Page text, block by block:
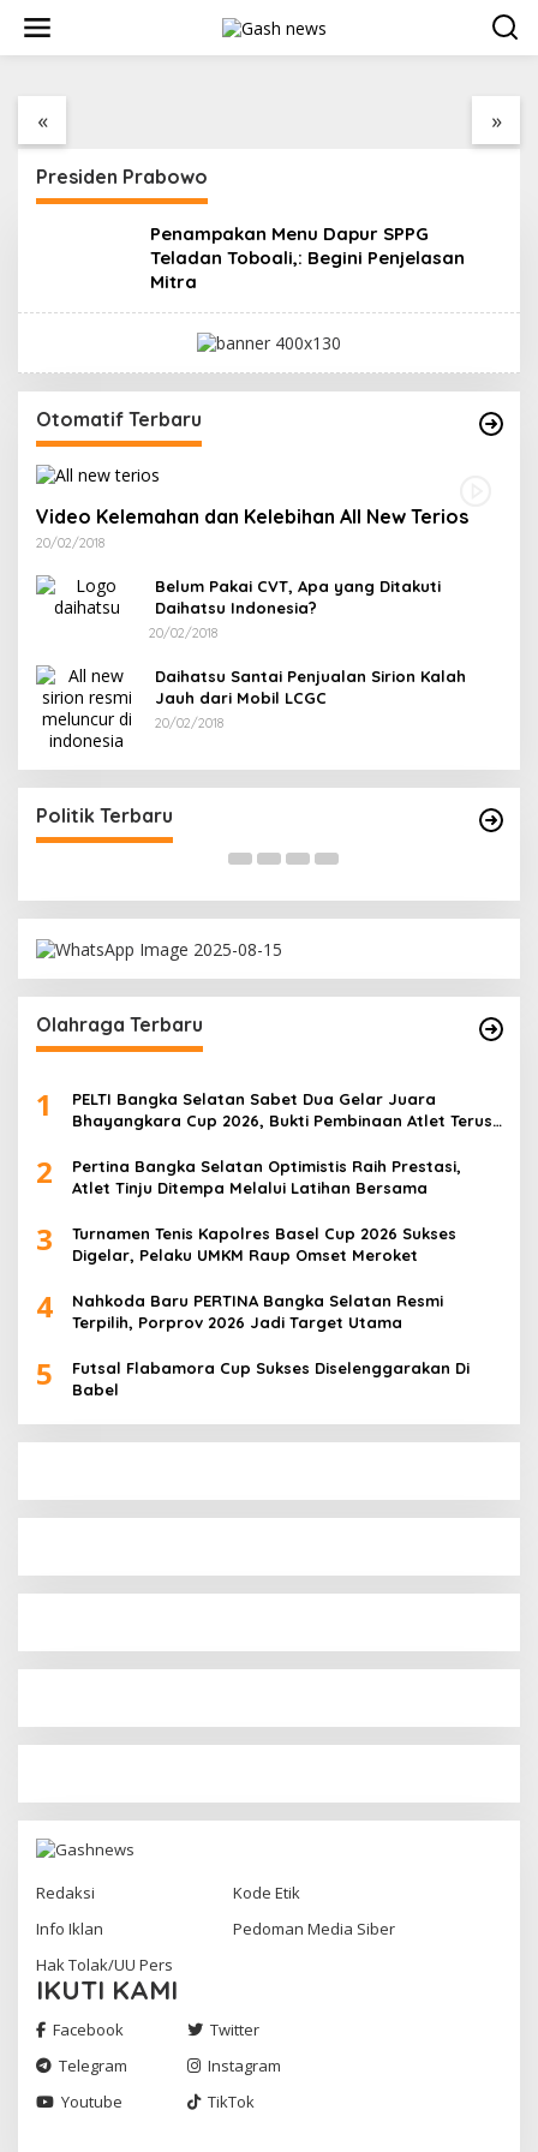
konten
« »
Penambang
XII DPR
Patijaya
Perpres
Diterbitkan
Berdiri Sejak 1828
Meriah
Kantor
Murka,
Jangan
Presiden Prabowo
Penampakan Menu Dapur SPPG
Teladan Toboali,: Begini Penjelasan
Mitra
Otomatif Terbaru
Video Kelemahan dan Kelebihan All New Terios
20/02/2018
Belum Pakai CVT, Apa yang Ditakuti
Daihatsu Indonesia?
20/02/2018
Daihatsu Santai Penjualan Sirion Kalah
Jauh dari Mobil LCGC
20/02/2018
Politik Terbaru
Besar Bangkitkan Golkar Bangka Selatan
Di Bangka Selatan, Politik
Olahraga Terbaru
1
PELTI Bangka Selatan Sabet Dua Gelar Juara
Bhayangkara Cup 2026, Bukti Pembinaan Atlet Terus
2
Pertina Bangka Selatan Optimistis Raih Prestasi,
Atlet Tinju Ditempa Melalui Latihan Bersama
3
Turnamen Tenis Kapolres Basel Cup 2026 Sukses
Digelar, Pelaku UMKM Raup Omset Meroket
4
Nahkoda Baru PERTINA Bangka Selatan Resmi
Terpilih, Porprov 2026 Jadi Target Utama
5
Futsal Flabamora Cup Sukses Diselenggarakan Di
Babel
Redaksi
Kode Etik
Info Iklan
Pedoman Media Siber
Hak Tolak/UU Pers
IKUTI KAMI
Facebook
Twitter
Telegram
Instagram
Youtube
TikTok